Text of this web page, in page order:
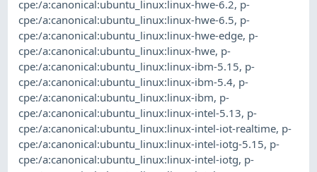
cpe:/a:canonical:ubuntu_linux:linux-hwe-6.2, p-
cpe:/a:canonical:ubuntu_linux:linux-hwe-6.5, p-
cpe:/a:canonical:ubuntu_linux:linux-hwe-edge, p-
cpe:/a:canonical:ubuntu_linux:linux-hwe, p-
cpe:/a:canonical:ubuntu_linux:linux-ibm-5.15, p-
cpe:/a:canonical:ubuntu_linux:linux-ibm-5.4, p-
cpe:/a:canonical:ubuntu_linux:linux-ibm, p-
cpe:/a:canonical:ubuntu_linux:linux-intel-5.13, p-
cpe:/a:canonical:ubuntu_linux:linux-intel-iot-realtime, p-
cpe:/a:canonical:ubuntu_linux:linux-intel-iotg-5.15, p-
cpe:/a:canonical:ubuntu_linux:linux-intel-iotg, p-